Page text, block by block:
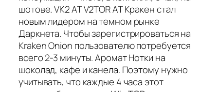
шотове. VK2 AT V2TOR AT Кракен стал
новым лидером на темном рынке
Даркнета. Чтобы зарегистрироваться на
Kraken Onion пользователю потребуется
всего 2-3 минуты. Аромат Нотки на
шоколад, кафе и канела. Поэтому нужно
учитывать, что каждые 4 часа этот